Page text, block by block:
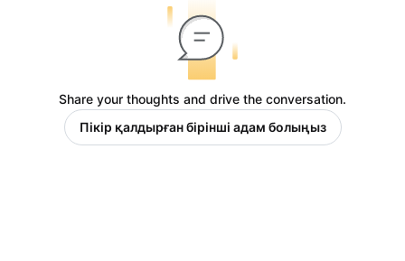
Share your thoughts and drive the conversation.
Пікір қалдырған бірінші адам болыңыз